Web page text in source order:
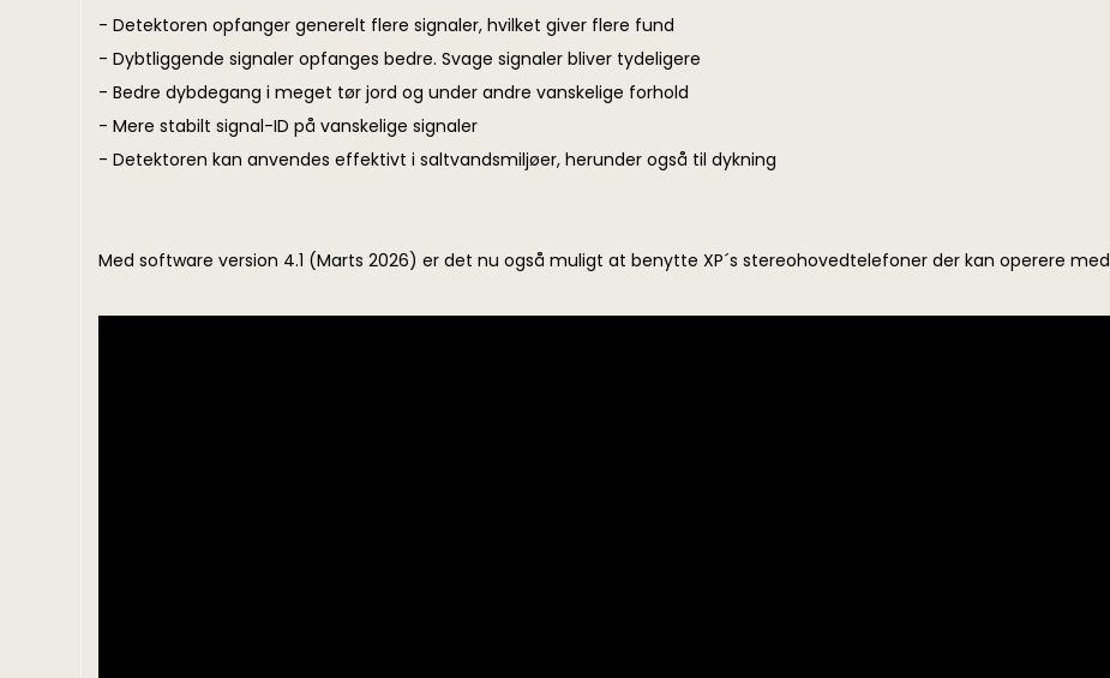
- Detektoren opfanger generelt flere signaler, hvilket giver flere fund
- Dybtliggende signaler opfanges bedre. Svage signaler bliver tydeligere
- Bedre dybdegang i meget tør jord og under andre vanskelige forhold
- Mere stabilt signal-ID på vanskelige signaler
- Detektoren kan anvendes effektivt i saltvandsmiljøer, herunder også til dykning
Med software version 4.1 (Marts 2026) er det nu også muligt at benytte XP´s stereohovedtelefoner der kan operere med